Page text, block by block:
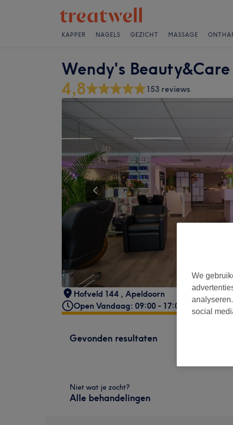
KAPPER NAGELS GEZICHT MASSAGE
Wendy's Beauty&Care
4,8 153 reviews
Hofveld 144 , Apeldoorn
Open Vandaag: 09:00 - 17:00
Gevonden resultaten
Niet wat je zocht?
Alle behandelingen
We
social